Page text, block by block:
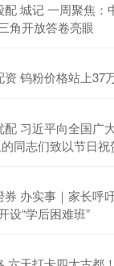
配 城记 一周聚焦：
角开放答卷亮眼
资 钨粉价格站上37
配 习近平向全国广
的同志们致以节日
券 办实事｜家长呼
设“学后困难班”